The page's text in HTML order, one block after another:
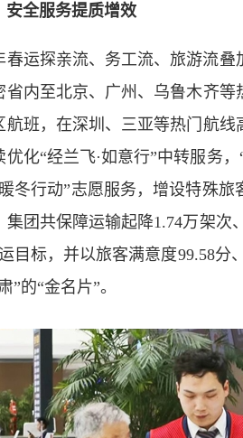
安全服务提质增效
春运探亲流、务工流、旅游流
省内至北京、广州、乌鲁木齐
航班，在深圳、三亚等热门航
优化“经兰飞·如意行”中转服务
冬行动”志愿服务，增设特殊旅
集团共保障运输起降1.74万架次
目标，并以旅客满意度99.58分
”的“金名片”。